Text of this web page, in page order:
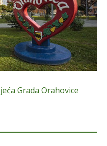
Grada Orahovice